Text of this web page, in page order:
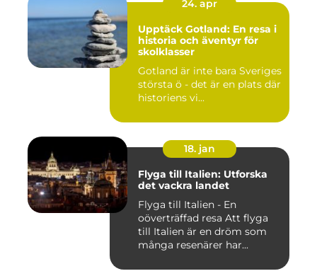
24. apr
Upptäck Gotland: En resa i
historia och äventyr för
skolklasser
Gotland är inte bara Sveriges
största ö - det är en plats där
historiens vi...
18. jan
Flyga till Italien: Utforska
det vackra landet
Flyga till Italien - En
oöverträffad resa Att flyga
till Italien är en dröm som
många resenärer har...